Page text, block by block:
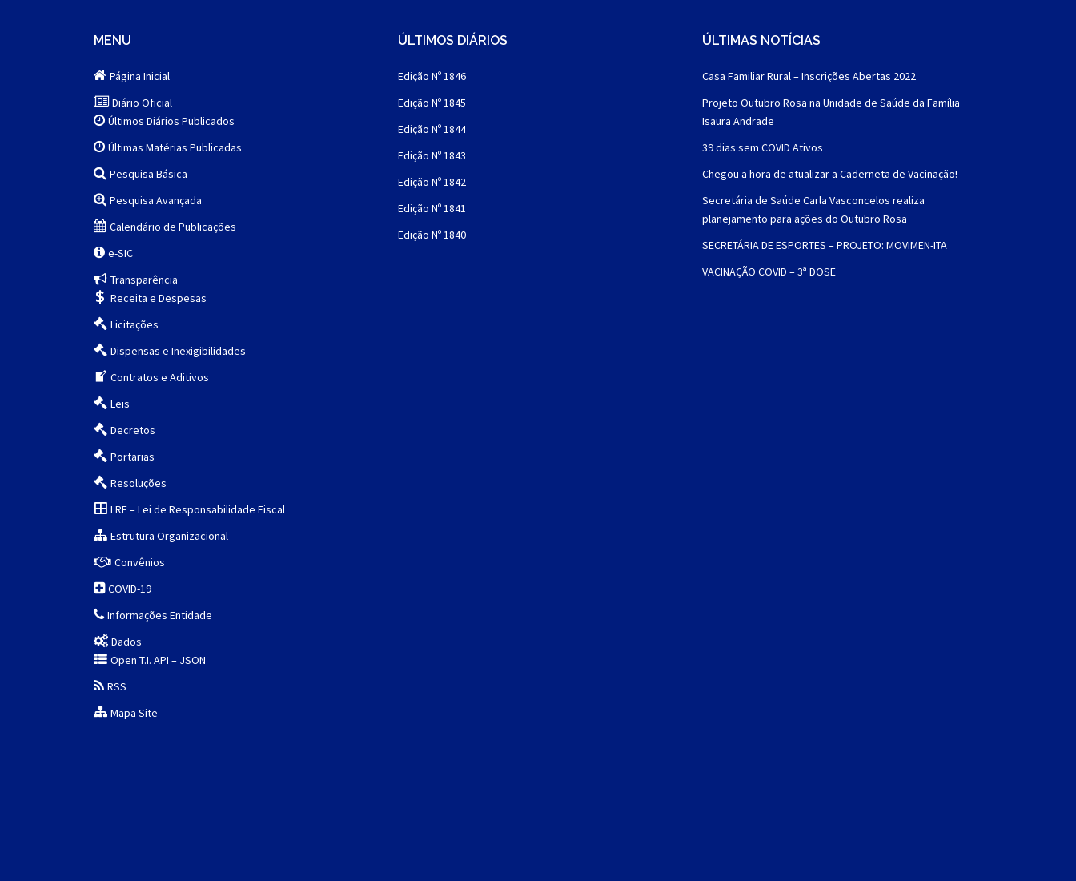
MENU
Página Inicial
Diário Oficial
Últimos Diários Publicados
Últimas Matérias Publicadas
Pesquisa Básica
Pesquisa Avançada
Calendário de Publicações
e-SIC
Transparência
Receita e Despesas
Licitações
Dispensas e Inexigibilidades
Contratos e Aditivos
Leis
Decretos
Portarias
Resoluções
LRF – Lei de Responsabilidade Fiscal
Estrutura Organizacional
Convênios
COVID-19
Informações Entidade
Dados
Open T.I. API – JSON
RSS
Mapa Site
ÚLTIMOS DIÁRIOS
Edição Nº 1846
Edição Nº 1845
Edição Nº 1844
Edição Nº 1843
Edição Nº 1842
Edição Nº 1841
Edição Nº 1840
ÚLTIMAS NOTÍCIAS
Casa Familiar Rural – Inscrições Abertas 2022
Projeto Outubro Rosa na Unidade de Saúde da Família
Isaura Andrade
39 dias sem COVID Ativos
Chegou a hora de atualizar a Caderneta de Vacinação!
Secretária de Saúde Carla Vasconcelos realiza
planejamento para ações do Outubro Rosa
SECRETÁRIA DE ESPORTES – PROJETO: MOVIMEN-ITA
VACINAÇÃO COVID – 3ª DOSE